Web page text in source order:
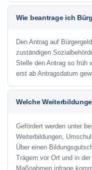
Wie beantrage ich
Den Antrag auf
zuständigen
Stelle den Antrag so früh
erst ab Antragsdatum
Welche
Gefördert werden unter
Weiterbildungen,
Über einen
Trägern vor Ort und in
Maßnahmen infrage